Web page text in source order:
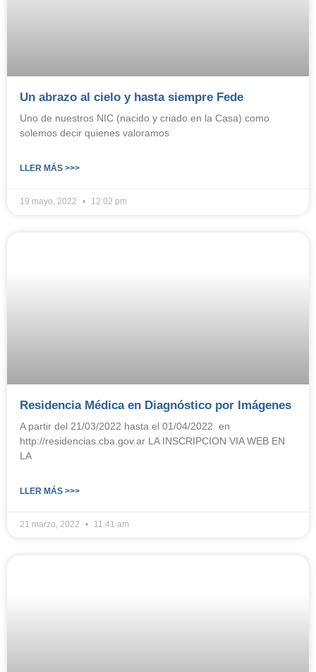
Un abrazo al cielo y hasta siempre Fede
Uno de nuestros NIC (nacido y criado en la Casa) como
solemos decir quienes valoramos
LLER MÁS >>>
19 mayo, 2022 12:02 pm
Residencia Médica en Diagnóstico por Imágenes
A partir del 21/03/2022 hasta el 01/04/2022 en
http://residencias.cba.gov.ar LA INSCRIPCION VIA WEB EN
LA
LLER MÁS >>>
21 marzo, 2022 11:41 am